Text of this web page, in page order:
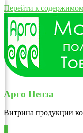
Перейти к
Арго Пенза
Витрина продукции